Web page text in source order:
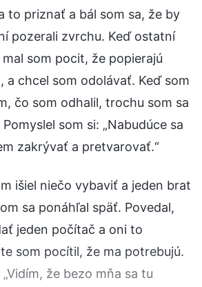
to priznať a bál som sa, že by
pozerali zvrchu. Keď ostatní
som pocit, že popierajú
a chcel som odolávať. Keď som
čo som odhalil, trochu som sa
som si: „Nabudúce sa
zakrývať a pretvarovať.“
išiel niečo vybaviť a jeden brat
sa ponáhľal späť. Povedal,
jeden počítač a oni to
som pocítil, že ma potrebujú.
že bezo mňa sa tu